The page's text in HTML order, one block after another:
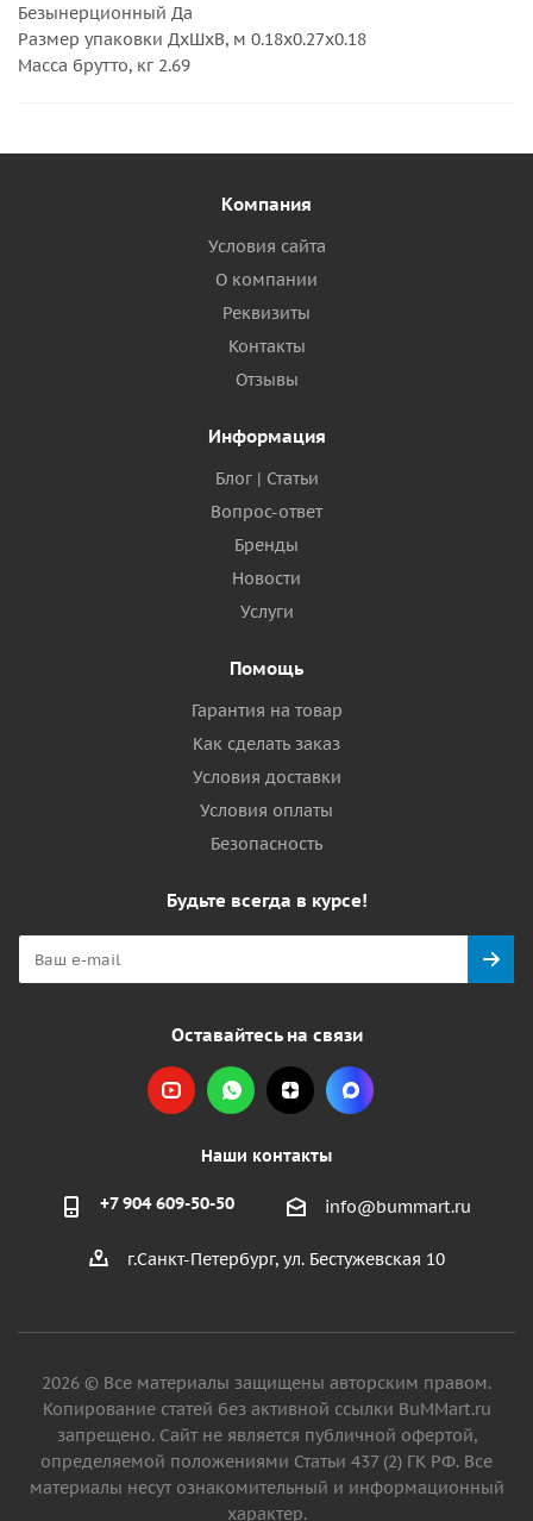
Безынерционный Да
Размер упаковки ДхШхВ, м 0.18x0.27x0.18
Масса брутто, кг 2.69
Компания
Условия сайта
О компании
Реквизиты
Контакты
Отзывы
Информация
Блог | Статьи
Вопрос-ответ
Бренды
Новости
Услуги
Помощь
Гарантия на товар
Как сделать заказ
Условия доставки
Условия оплаты
Безопасность
Будьте всегда в курсе!
Оставайтесь на связи
Наши контакты
+7 904 609-50-50 info@bummart.ru
г.Санкт-Петербург, ул. Бестужевская 10
2026 © Все материалы защищены авторским правом.
Копирование статей без активной ссылки BuMMart.ru
запрещено. Сайт не является публичной офертой,
определяемой положениями Статьи 437 (2) ГК РФ. Все
материалы несут ознакомительный и информационный
характер.